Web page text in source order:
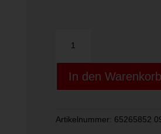
SL
Menge
In den Warenkorb
Artikelnummer: 65265852